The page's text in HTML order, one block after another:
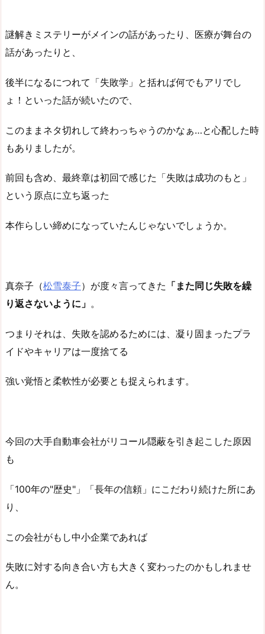
謎解きミステリーがメインの話があったり、医療が舞台の
話があったりと、
後半になるにつれて「失敗学」と括れば何でもアリでし
ょ！といった話が続いたので、
このままネタ切れして終わっちゃうのかなぁ…と心配した時
もありましたが。
前回も含め、最終章は初回で感じた「失敗は成功のもと」
という原点に立ち返った
本作らしい締めになっていたんじゃないでしょうか。
真奈子（松雪泰子）が度々言ってきた 「また同じ失敗を繰
り返さないように」 。
つまりそれは、失敗を認めるためには、凝り固まったプラ
イドやキャリアは一度捨てる
強い覚悟と柔軟性が必要とも捉えられます。
今回の大手自動車会社がリコール隠蔽を引き起こした原因
も
「100年の"歴史"」「長年の信頼」にこだわり続けた所にあ
り、
この会社がもし中小企業であれば
失敗に対する向き合い方も大きく変わったのかもしれませ
ん。